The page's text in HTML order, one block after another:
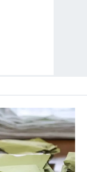
uyarınca
ve sitemizde
ilgili bilgi